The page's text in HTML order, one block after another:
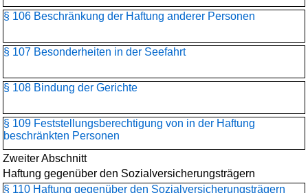
§ 106 Beschränkung der Haftung anderer Personen
§ 107 Besonderheiten in der Seefahrt
§ 108 Bindung der Gerichte
§ 109 Feststellungsberechtigung von in der Haftung
beschränkten Personen
Zweiter Abschnitt
Haftung gegenüber den Sozialversicherungsträgern
§ 110 Haftung gegenüber den Sozialversicherungsträgern